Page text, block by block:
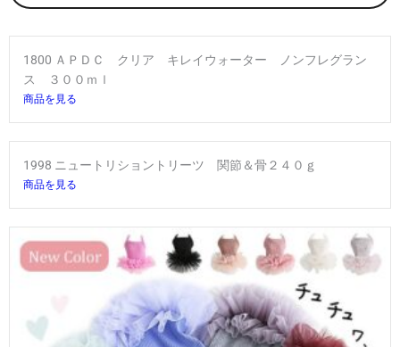
1800 ＡＰＤＣ クリア キレイウォーター ノンフレグラン
ス ３００ｍｌ
商品を見る
1998 ニュートリショントリーツ 関節＆骨２４０ｇ
商品を見る